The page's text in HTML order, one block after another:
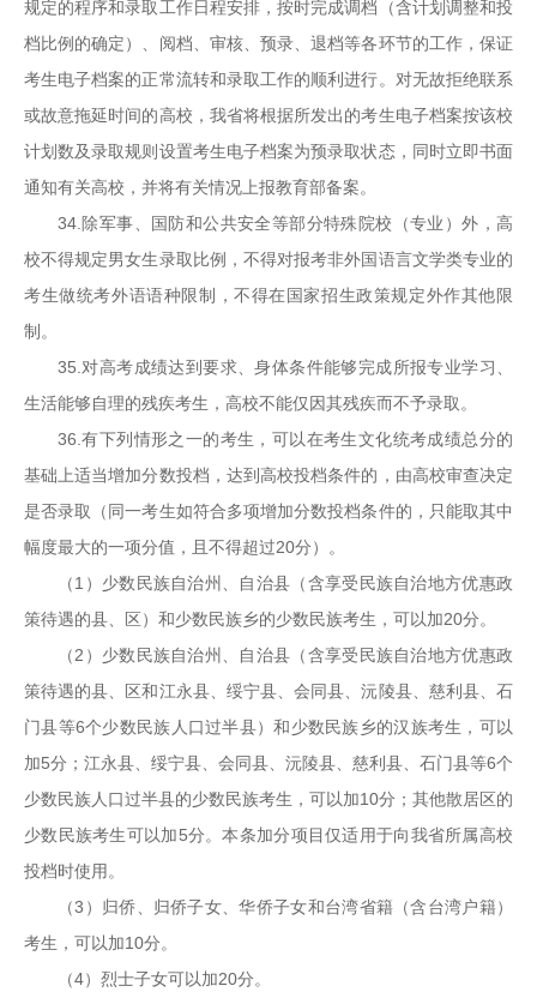
规定的程序和录取工作日程安排，按时完成调档（含计划调整和投
档比例的确定）、阅档、审核、预录、退档等各环节的工作，保证
考生电子档案的正常流转和录取工作的顺利进行。对无故拒绝联系
或故意拖延时间的高校，我省将根据所发出的考生电子档案按该校
计划数及录取规则设置考生电子档案为预录取状态，同时立即书面
通知有关高校，并将有关情况上报教育部备案。
34.除军事、国防和公共安全等部分特殊院校（专业）外，高
校不得规定男女生录取比例，不得对报考非外国语言文学类专业的
考生做统考外语语种限制，不得在国家招生政策规定外作其他限
制。
35.对高考成绩达到要求、身体条件能够完成所报专业学习、
生活能够自理的残疾考生，高校不能仅因其残疾而不予录取。
36.有下列情形之一的考生，可以在考生文化统考成绩总分的
基础上适当增加分数投档，达到高校投档条件的，由高校审查决定
是否录取（同一考生如符合多项增加分数投档条件的，只能取其中
幅度最大的一项分值，且不得超过20分）。
（1）少数民族自治州、自治县（含享受民族自治地方优惠政
策待遇的县、区）和少数民族乡的少数民族考生，可以加20分。
（2）少数民族自治州、自治县（含享受民族自治地方优惠政
策待遇的县、区和江永县、绥宁县、会同县、沅陵县、慈利县、石
门县等6个少数民族人口过半县）和少数民族乡的汉族考生，可以
加5分；江永县、绥宁县、会同县、沅陵县、慈利县、石门县等6个
少数民族人口过半县的少数民族考生，可以加10分；其他散居区的
少数民族考生可以加5分。本条加分项目仅适用于向我省所属高校
投档时使用。
（3）归侨、归侨子女、华侨子女和台湾省籍（含台湾户籍）
考生，可以加10分。
（4）烈士子女可以加20分。